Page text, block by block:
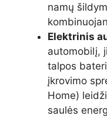
namų
Elektrinis
automobilį,
talpos
įkrovimo
Home)
saulės